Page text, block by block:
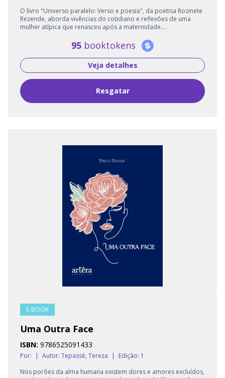
O livro "Universo paralelo: Verso e poesia", da poetisa Rozinete
Rezende, aborda vivências do cotidiano e reflexões de uma
mulher atípica que renasceu após a maternidade....
95 booktokens
Veja detalhes
Resgatar
E-BOOK
Uma Outra Face
ISBN: 9786525091433
Por: | Autor: Tepassé, Tereza |
Edição: 1
Nos porões da alma humana existem dores e amores excluídos,